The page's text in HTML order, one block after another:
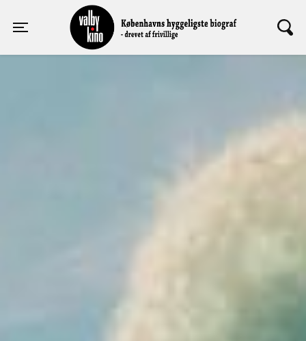
Toggle navigation
Valby Kino